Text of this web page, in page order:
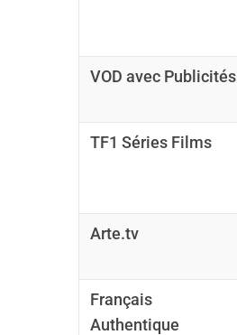
VOD avec Publicités
TF1 Séries Films
Arte.tv
Français
Authentique
r
o